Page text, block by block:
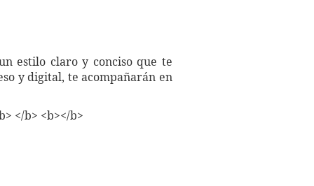
estilo claro y conciso que te
y digital, te acompañarán en
</b> <b></b>